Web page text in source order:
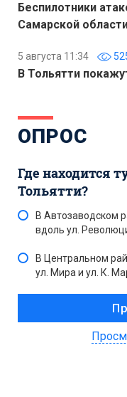
Беспилотники
Самарской
5 августа 11:34
В Тольятти
ОПРОС
Где находится
Тольятти?
В Автозаводском
вдоль ул.
В Центральном
ул. Мира и ул. К.